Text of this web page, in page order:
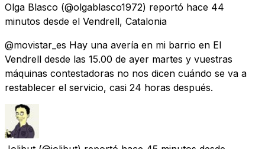
Olga Blasco (@olgablasco1972) reportó hace 44
minutos desde el Vendrell, Catalonia
@movistar_es Hay una avería en mi barrio en El
Vendrell desde las 15.00 de ayer martes y vuestras
máquinas contestadoras no nos dicen cuándo se va a
restablecer el servicio, casi 24 horas después.